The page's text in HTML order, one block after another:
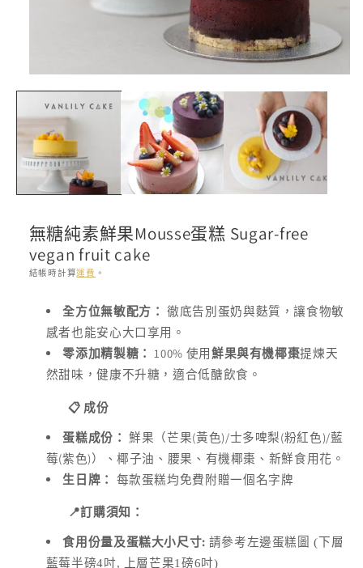
窗
中
啟
體
檔
案
1
無糖純素鮮果Mousse蛋糕 Sugar-free
vegan fruit cake
結帳時計算運費 。
(SKU):
全方位無敏配方：
徹底告別蛋奶與麩質，讓食物敏
感者也能安心大口享用。
零添加精製糖：
100% 使用 鮮果與有機椰棗提煉天
然甜味，健康不升糖，適合低醣飲食。
📋 成份
蛋糕成份： 鮮果（芒果(黃色)/士多啤梨(粉紅色)/藍
莓(紫色)）、椰子油、腰果、有機椰棗、新鮮食用花。
生日牌：
每款蛋糕均免費附贈一個名字牌
📍訂購須知：
食用份量及蛋糕大小尺寸: 請參考左邊蛋糕圖 (下層
藍莓半磅4吋, 上層芒果1磅6吋)